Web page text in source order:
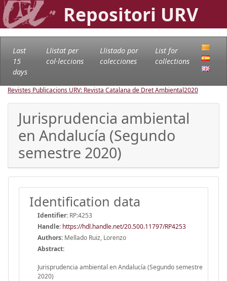
Repositori URV
Last
15
days
Llistat per
col·leccions
Llistado por
colecciones
List for
collections
Revistes Publicacions URV: Revista Catalana de Dret Ambiental2020
Jurisprudencia ambiental
en Andalucía (Segundo
semestre 2020)
Identification data
Identifier: RP:4253
Handle: https://hdl.handle.net/20.500.11797/RP4253
Authors: Mellado Ruiz, Lorenzo
Abstract:
Jurisprudencia ambiental en Andalucía (Segundo semestre
2020)